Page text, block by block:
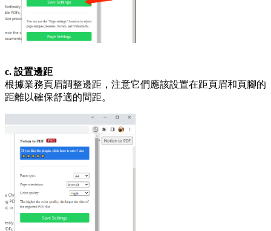
c. 設置邊距
根據業務頁眉調整邊距，注意它們應該設置在距頁眉和頁腳的
距離以確保舒適的間距。